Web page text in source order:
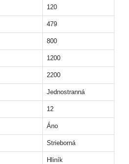
120
479
800
1200
2200
Jednostranná
12
Áno
Strieborná
Hliník